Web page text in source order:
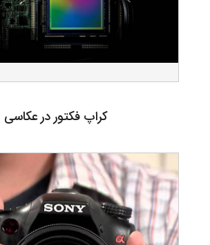
کراپ فکتور در عکاسی